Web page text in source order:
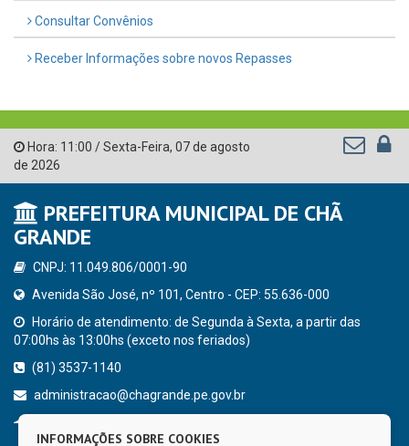
Consultar Convênios
Receber Informações sobre novos Repasses
Hora: 11:00 /Sexta-Feira, 07 de agosto
de 2026
PREFEITURA MUNICIPAL DE CHÃ
GRANDE
CNPJ: 11.049.806/0001-90
Avenida São José, nº 101, Centro - CEP: 55.636-000
Horário de atendimento: de Segunda à Sexta, a partir das
07:00hs às 13:00hs (exceto nos feriados)
(81) 3537-1140
administracao@chagrande.pe.gov.br
INFORMAÇÕES SOBRE COOKIES